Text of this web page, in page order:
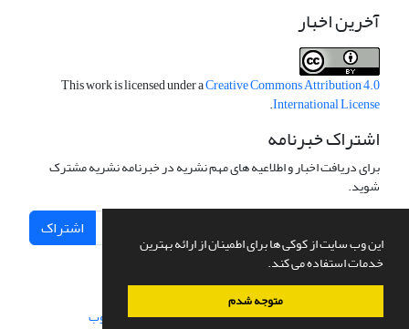
این وب سایت از کوکی ها برای اطمینان از ارائه بهترین
خدمات استفاده می کند.
متوجه شدم
آخرین اخبار
This work is licensed under aCreative Commons Attribution 4.0
International License
.
اشتراک خبرنامه
برای دریافت اخبار و اطلاعیه های مهم نشریه در خبرنامه نشریه مشترک
شوید.
اشتراک
سامانه مدیریت نشریات علمی.طراحی و پیاده سازی از سیناوب